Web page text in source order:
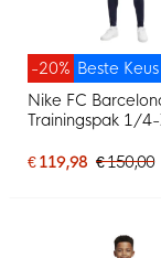
Beste Keus
-20%
Nike FC
Trainingspak 1/
Rood Geel
€ 119,98 € 150,00